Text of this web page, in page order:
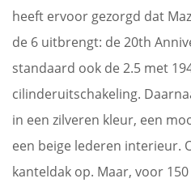
heeft ervoor gezorgd dat
de 6 uitbrengt: de 20th
standaard ook de 2.5 met
cilinderuitschakeling.
in een zilveren kleur, een
een beige lederen interieur.
kanteldak op. Maar, voor